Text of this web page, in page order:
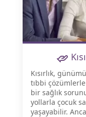
Kısırlık,
tıbbi
bir sağlık
yollarla çocuk
yaşayabilir.